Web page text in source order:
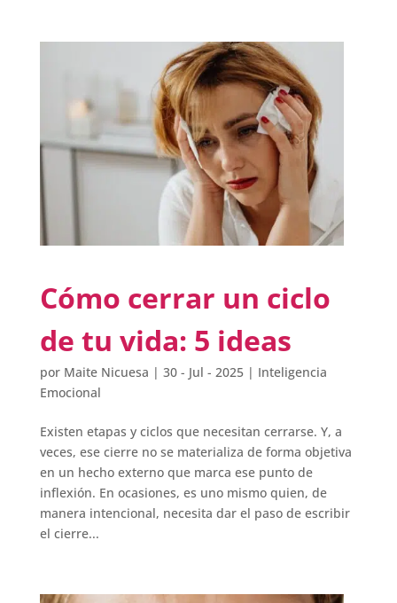
Cómo cerrar un ciclo
de tu vida: 5 ideas
por Maite Nicuesa | 30 - Jul - 2025| Inteligencia
Emocional
Existen etapas y ciclos que necesitan cerrarse. Y, a
veces, ese cierre no se materializa de forma objetiva
en un hecho externo que marca ese punto de
inflexión. En ocasiones, es uno mismo quien, de
manera intencional, necesita dar el paso de escribir
el cierre...